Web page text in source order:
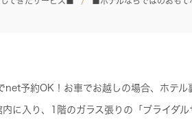
net予約OK！お車でお越しの場合、ホテル
内に入り、1階のガラス張りの「ブライダ